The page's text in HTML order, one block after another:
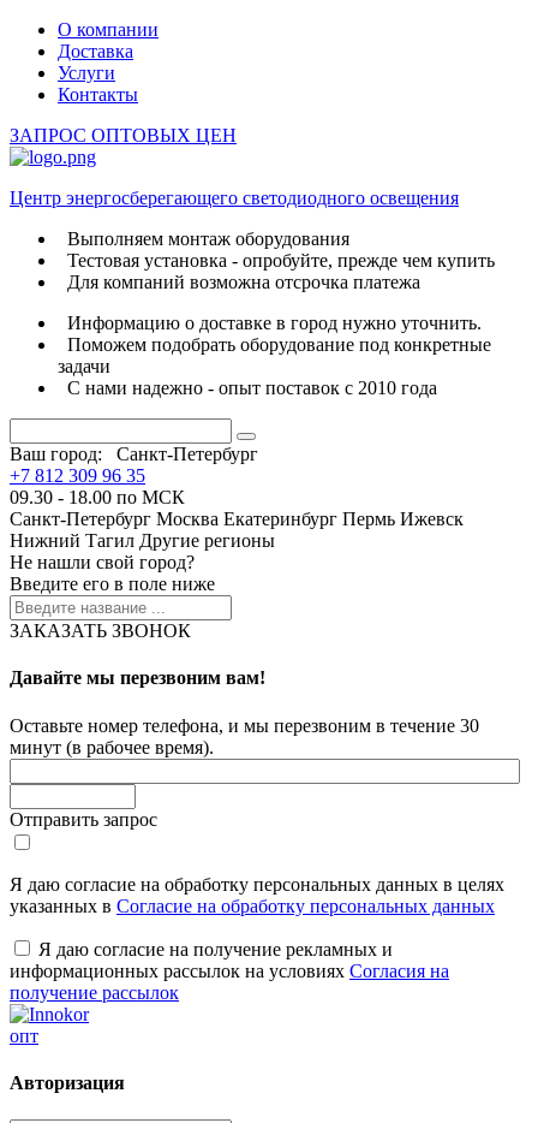
О компании
Доставка
Услуги
Контакты
ЗАПРОС ОПТОВЫХ ЦЕН
Центр энергосберегающего светодиодного освещения
Выполняем монтаж оборудования
Тестовая установка - опробуйте, прежде чем купить
Для компаний возможна отсрочка платежа
Информацию о доставке в город нужно уточнить.
Поможем подобрать оборудование под конкретные
задачи
С нами надежно - опыт поставок с 2010 года
Ваш город:
Санкт-Петербург
+7 812 309 96 35
09.30 - 18.00 по МСК
Санкт-Петербург Москва Екатеринбург Пермь Ижевск
Нижний Тагил Другие регионы
Не нашли свой город?
Введите его в поле ниже
ЗАКАЗАТЬ ЗВОНОК
Давайте мы перезвоним вам!
Оставьте номер телефона, и мы перезвоним в течение 30
минут (в рабочее время).
Отправить запрос
Я даю согласие на обработку персональных данных в целях
указанных в Согласие на обработку персональных данных
Я даю согласие на получение рекламных и
информационных рассылок на условиях Согласия на
получение рассылок
опт
Авторизация